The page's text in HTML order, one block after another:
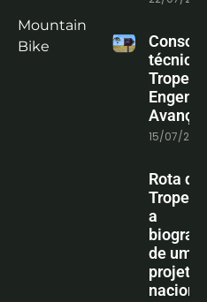
Mountain
Bike
técnica
15/07/
Rota
a
de um
projeto